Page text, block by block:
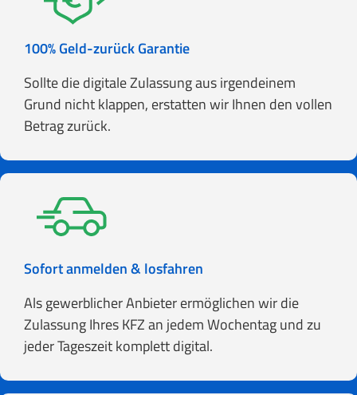
100% Geld-zurück Garantie
Sollte die digitale Zulassung aus irgendeinem
Grund nicht klappen, erstatten wir Ihnen den vollen
Betrag zurück.
Sofort anmelden & losfahren
Als gewerblicher Anbieter ermöglichen wir die
Zulassung Ihres KFZ an jedem Wochentag und zu
jeder Tageszeit komplett digital.